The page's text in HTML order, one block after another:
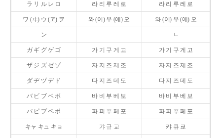
ラ リ ル レ ロ 라 리 루 레 로 라 리 루 레 로
ワ (ヰ) ウ (ヱ) ヲ 와 (이) 우 (에) 오 와 (이) 우 (에) 오
ン ㄴ
ガ ギ グ ゲ ゴ 가 기 구 게 고 가 기 구 게 고
ザ ジ ズ ゼ ゾ 자 지 즈 제 조 자 지 즈 제 조
ダ ヂ ヅ デ ド 다 지 즈 데 도 다 지 즈 데 도
バ ビ ブ ベ ボ 바 비 부 베 보 바 비 부 베 보
パ ピ プ ペ ポ 파 피 푸 페 포 파 피 푸 페 포
キャ キュ キョ 갸 규 교 캬 큐 쿄